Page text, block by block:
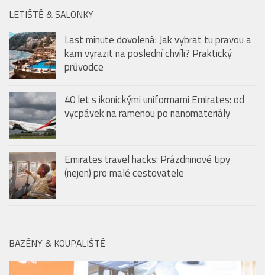
průvodce
40 let s ikonickými uniformami Emirates: od
vycpávek na ramenou po nanomateriály
Emirates travel hacks: Prázdninové tipy
(nejen) pro malé cestovatele
BAZÉNY & KOUPALIŠTĚ